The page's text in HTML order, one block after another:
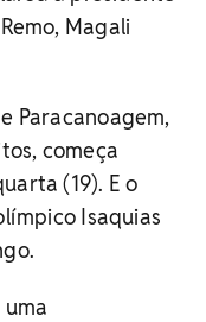
Magali
Paracanoagem,
começa
(19). E o
Isaquias